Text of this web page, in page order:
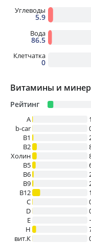
Углеводы
5.9
Вода
86.5
Клетчатка
0
Витамины и
Рейтинг
A
b-car
В1
B2
Холин
B5
B6
B9
B12
C
D
E
H
вит.К